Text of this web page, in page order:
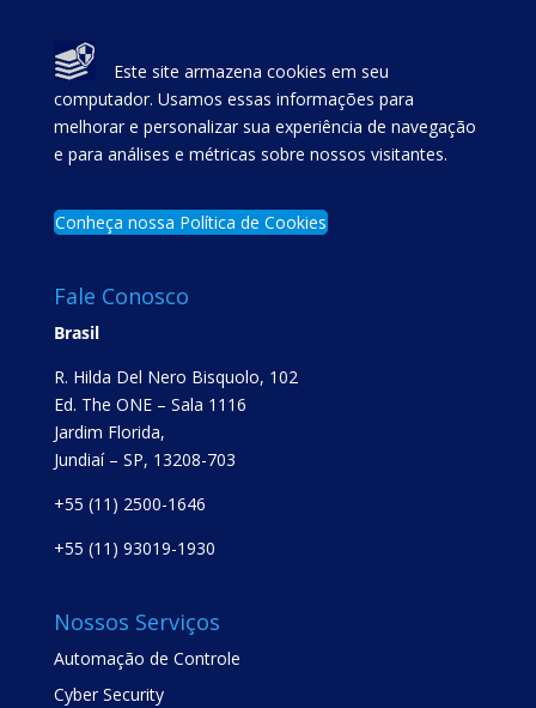
Este site armazena cookies em seu
computador. Usamos essas informações para
melhorar e personalizar sua experiência de navegação
e para análises e métricas sobre nossos visitantes.
Conheça nossa Política de Cookies
Fale Conosco
Brasil
R. Hilda Del Nero Bisquolo, 102
Ed. The ONE – Sala 1116
Jardim Florida,
Jundiaí – SP, 13208-703
+55 (11) 2500-1646
+55 (11) 93019-1930
Nossos Serviços
Automação de Controle
Cyber Security